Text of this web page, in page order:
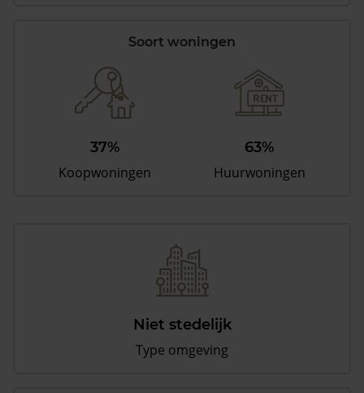
Soort woningen
37%
Koopwoningen
63%
Huurwoningen
Niet stedelijk
Type omgeving